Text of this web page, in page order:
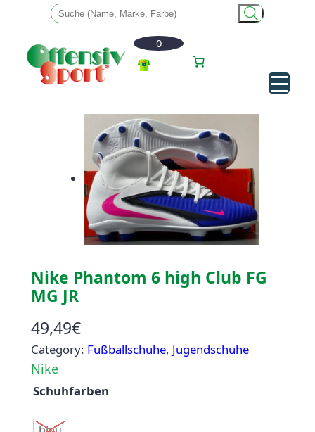
0
Nike Phantom 6 high Club FG
MG JR
49,49€
Category: Fußballschuhe, Jugendschuhe
Nike
Schuhfarben